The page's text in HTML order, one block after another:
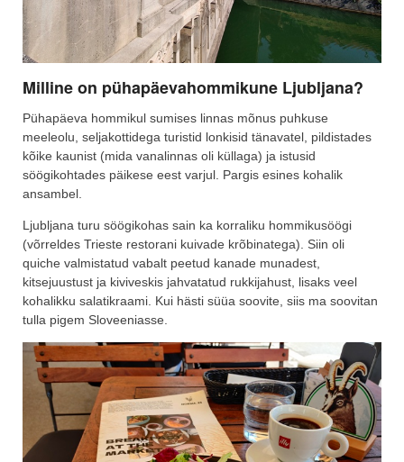
Milline on pühapäevahommikune Ljubljana?
Pühapäeva hommikul sumises linnas mõnus puhkuse
meeleolu, seljakottidega turistid lonkisid tänavatel, pildistades
kõike kaunist (mida vanalinnas oli küllaga) ja istusid
söögikohtades päikese eest varjul. Pargis esines kohalik
ansambel.
Ljubljana turu söögikohas sain ka korraliku hommikusöögi
(võrreldes Trieste restorani kuivade krõbinatega). Siin oli
quiche valmistatud vabalt peetud kanade munadest,
kitsejuustust ja kiviveskis jahvatatud rukkijahust, lisaks veel
kohalikku salatikraami. Kui hästi süüa soovite, siis ma soovitan
tulla pigem Sloveeniasse.